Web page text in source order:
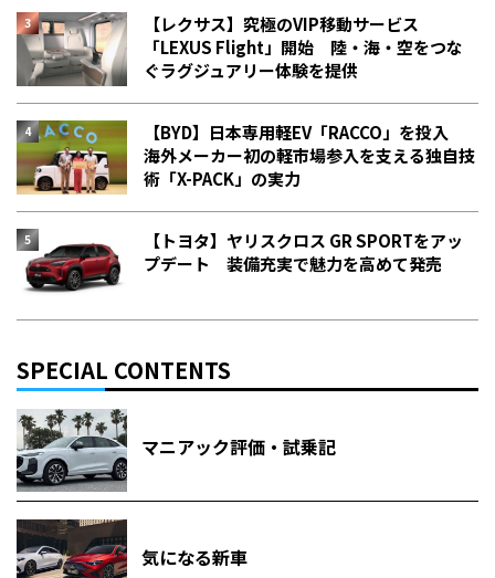
【レクサス】究極のVIP移動サービス
「LEXUS Flight」開始 陸・海・空をつな
ぐラグジュアリー体験を提供
【BYD】日本専用軽EV「RACCO」を投入
海外メーカー初の軽市場参入を支える独自技
術「X-PACK」の実力
【トヨタ】ヤリスクロス GR SPORTをアッ
プデート 装備充実で魅力を高めて発売
SPECIAL CONTENTS
マニアック評価・試乗記
気になる新車